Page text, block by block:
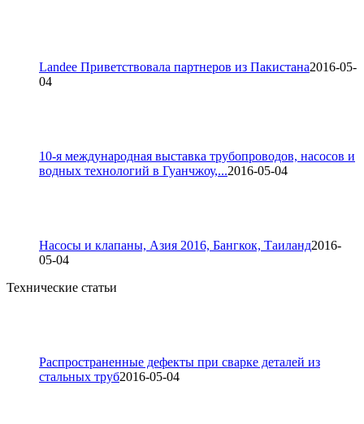
Landee Приветствовала партнеров из Пакистана2016-05-
04
10-я международная выставка трубопроводов, насосов и
водных технологий в Гуанчжоу,...2016-05-04
Насосы и клапаны, Азия 2016, Бангкок, Таиланд2016-
05-04
Технические статьи
Распространенные дефекты при сварке деталей из
стальных труб2016-05-04